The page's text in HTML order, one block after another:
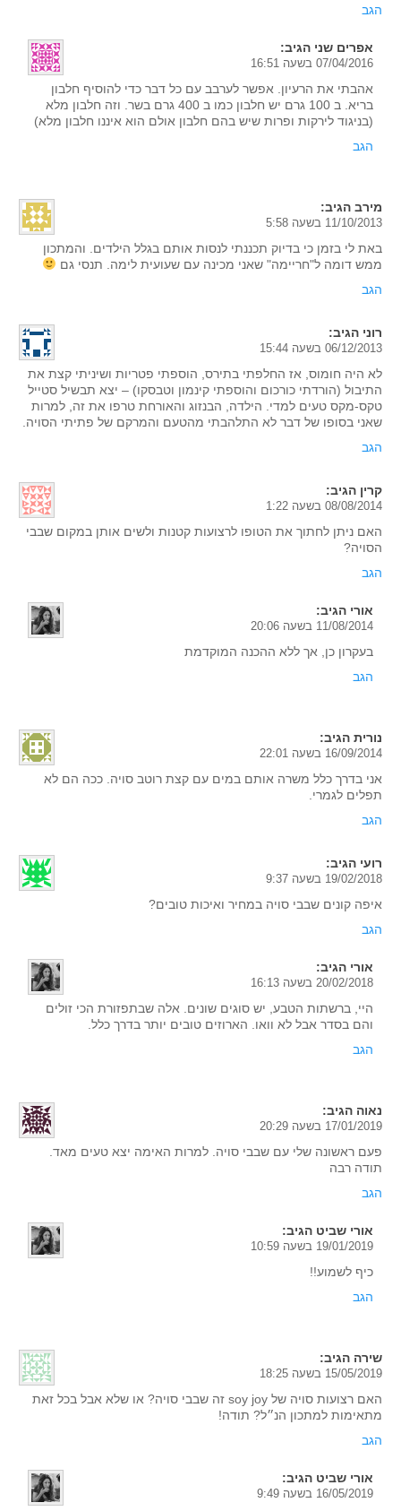
הגב
אפרים שני הגיב:
07/04/2016 בשעה 16:51
אהבתי את הרעיון. אפשר לערבב עם כל דבר כדי להוסיף חלבון
בריא. ב 100 גרם יש חלבון כמו ב 400 גרם בשר. וזה חלבון מלא
(בניגוד לירקות ופרות שיש בהם חלבון אולם הוא איננו חלבון מלא)
הגב
מירב הגיב:
11/10/2013 בשעה 5:58
באת לי בזמן כי בדיוק תכננתי לנסות אותם בגלל הילדים. והמתכון
ממש דומה ל"חריימה" שאני מכינה עם שעועית לימה. תנסי גם
הגב
רוני הגיב:
06/12/2013 בשעה 15:44
לא היה חומוס, אז החלפתי בתירס, הוספתי פטריות ושיניתי קצת את
התיבול (הורדתי כורכום והוספתי קינמון וטבסקו) – יצא תבשיל סטייל
טקס-מקס טעים למדי. הילדה, הבנזוג והאורחת טרפו את זה, למרות
שאני בסופו של דבר לא התלהבתי מהטעם והמרקם של פתיתי הסויה.
הגב
קרין הגיב:
08/08/2014 בשעה 1:22
האם ניתן לחתוך את הטופו לרצועות קטנות ולשים אותן במקום שבבי
הסויה?
הגב
אורי הגיב:
11/08/2014 בשעה 20:06
בעקרון כן, אך ללא ההכנה המוקדמת
הגב
נורית הגיב:
16/09/2014 בשעה 22:01
אני בדרך כלל משרה אותם במים עם קצת רוטב סויה. ככה הם לא
תפלים לגמרי.
הגב
רועי הגיב:
19/02/2018 בשעה 9:37
איפה קונים שבבי סויה במחיר ואיכות טובים?
הגב
אורי הגיב:
20/02/2018 בשעה 16:13
היי, ברשתות הטבע, יש סוגים שונים. אלה שבתפזורת הכי זולים
והם בסדר אבל לא וואו. הארוזים טובים יותר בדרך כלל.
הגב
נאוה הגיב:
17/01/2019 בשעה 20:29
פעם ראשונה שלי עם שבבי סויה. למרות האימה יצא טעים מאד.
תודה רבה
הגב
אורי שביט הגיב:
19/01/2019 בשעה 10:59
כיף לשמוע!!
הגב
שירה הגיב:
15/05/2019 בשעה 18:25
האם רצועות סויה של soy joy זה שבבי סויה? או שלא אבל בכל זאת
מתאימות למתכון הנ״ל? תודה!
הגב
אורי שביט הגיב:
16/05/2019 בשעה 9:49